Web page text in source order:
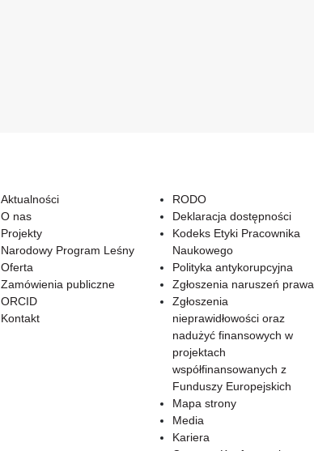
Aktualności
O nas
Projekty
Narodowy Program Leśny
Oferta
Zamówienia publiczne
ORCID
Kontakt
RODO
Deklaracja dostępności
Kodeks Etyki Pracownika
Naukowego
Polityka antykorupcyjna
Zgłoszenia naruszeń prawa
Zgłoszenia
nieprawidłowości oraz
nadużyć finansowych w
projektach
współfinansowanych z
Funduszy Europejskich
Mapa strony
Media
Kariera